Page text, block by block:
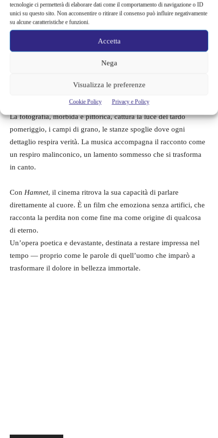
tecnologie ci permetterà di elaborare dati come il comportamento di navigazione o ID
unici su questo sito. Non acconsentire o ritirare il consenso può influire negativamente
su alcune caratteristiche e funzioni.
Accetta
Nega
Visualizza le preferenze
Cookie Policy Privacy e Policy
Nel mondo diHamnet, la scrittura non è solo ispirazione ma
sopravvivenza. Shakespeare trova nell’arte l’unico modo per
restituire vita al figlio perduto, trasformando il lutto in eterno.
Zhao affronta questo passaggio con pudore e potenza, evocando
La fotografia, morbida e pittorica, cattura la luce del tardo
pomeriggio, i campi di grano, le stanze spoglie dove ogni
dettaglio respira verità. La musica accompagna il racconto come
un respiro malinconico, un lamento sommesso che si trasforma
in canto.
Con Hamnet, il cinema ritrova la sua capacità di parlare
direttamente al cuore. È un film che emoziona senza artifici, che
racconta la perdita non come fine ma come origine di qualcosa
di eterno.
Un’opera poetica e devastante, destinata a restare impressa nel
tempo — proprio come le parole di quell’uomo che imparò a
trasformare il dolore in bellezza immortale.